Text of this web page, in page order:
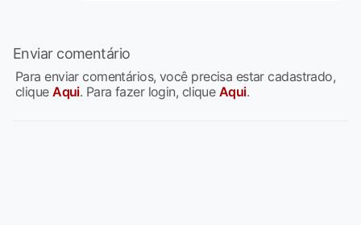
Enviar comentário
Para enviar comentários, você precisa estar cadastrado,
cliqueAqui. Para fazer login, clique Aqui.